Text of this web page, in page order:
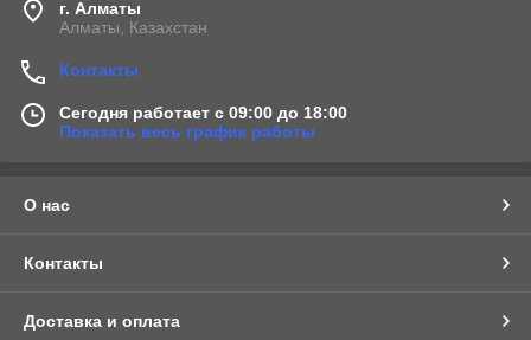
г. Алматы
Алматы, Казахстан
Контакты
Сегодня работает с 09:00 до 18:00
Показать весь график работы
О нас
Контакты
Доставка и оплата